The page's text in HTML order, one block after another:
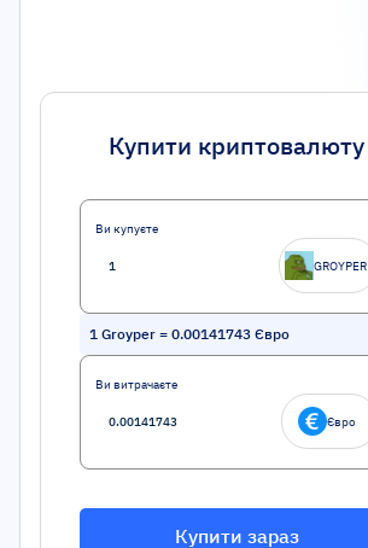
Купити криптовалюту
Ви купуєте
GROYPER
1 Groyper = 0.00141743 Євро
Ви витрачаєте
Євро
Купити зараз